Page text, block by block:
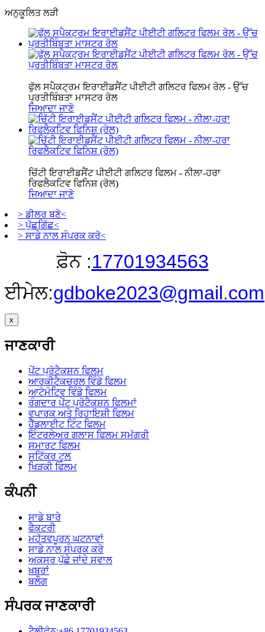
ਅਨੁਕੂਲਿਤ ਲੜੀ
ਫੁੱਲ ਸਪੈਕਟ੍ਰਮ ਇਰਾਈਡਸੈਂਟ ਪੀਈਟੀ ਗਲਿਟਰ ਫਿਲਮ ਰੋਲ - ਉੱਚ
ਪ੍ਰਤੀਬਿੰਬਤਾ ਮਾਸਟਰ ਰੋਲ
ਜਿਆਦਾ ਜਾਣੋ
ਚਿੱਟੀ ਇਰਾਈਡਸੈਂਟ ਪੀਈਟੀ ਗਲਿਟਰ ਫਿਲਮ - ਨੀਲਾ-ਹਰਾ
ਰਿਫਲੈਕਟਿਵ ਫਿਨਿਸ਼ (ਰੋਲ)
ਜਿਆਦਾ ਜਾਣੋ
> ਡੀਲਰ ਬਣੋ<
> ਪੁੱਛਗਿੱਛ<
> ਸਾਡੇ ਨਾਲ ਸੰਪਰਕ ਕਰੋ<
ਫ਼ੋਨ :17701934563
ਈਮੇਲ:gdboke2023@gmail.com
x
ਜਾਣਕਾਰੀ
ਪੇਂਟ ਪ੍ਰੋਟੈਕਸ਼ਨ ਫਿਲਮ
ਆਰਕੀਟੈਕਚਰਲ ਵਿੰਡੋ ਫਿਲਮ
ਆਟੋਮੋਟਿਵ ਵਿੰਡੋ ਫਿਲਮ
ਰੰਗਦਾਰ ਪੇਂਟ ਪ੍ਰੋਟੈਕਸ਼ਨ ਫਿਲਮਾਂ
ਵਪਾਰਕ ਅਤੇ ਰਿਹਾਇਸ਼ੀ ਫਿਲਮ
ਹੈੱਡਲਾਈਟ ਟਿੰਟ ਫਿਲਮ
ਇੰਟਰਲੇਅਰ ਗਲਾਸ ਫਿਲਮ ਸਮੱਗਰੀ
ਸਮਾਰਟ ਫਿਲਮ
ਸਟਿੱਕਰ ਟੂਲ
ਖਿੜਕੀ ਫਿਲਮ
ਕੰਪਨੀ
ਸਾਡੇ ਬਾਰੇ
ਫੈਕਟਰੀ
ਮਹੱਤਵਪੂਰਨ ਘਟਨਾਵਾਂ
ਸਾਡੇ ਨਾਲ ਸੰਪਰਕ ਕਰੋ
ਅਕਸਰ ਪੁੱਛੇ ਜਾਂਦੇ ਸਵਾਲ
ਖ਼ਬਰਾਂ
ਬਲੌਗ
ਸੰਪਰਕ ਜਾਣਕਾਰੀ